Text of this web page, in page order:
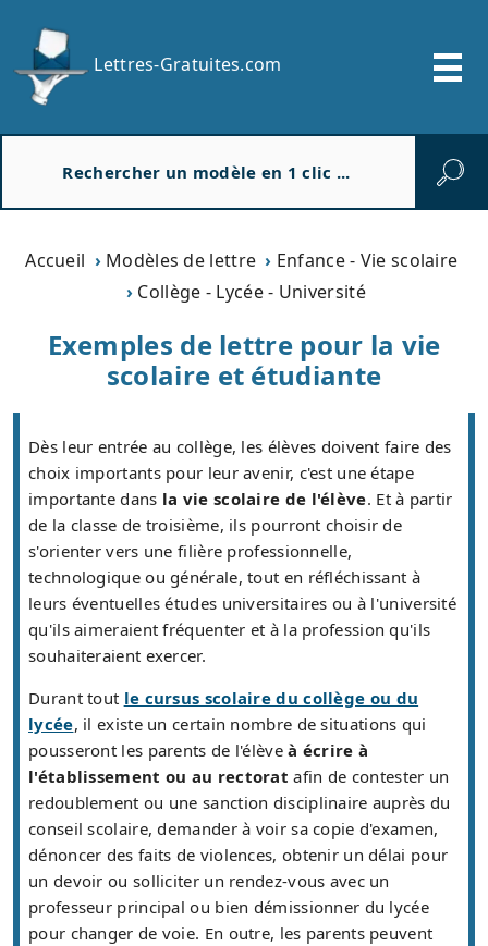
Lettres-Gratuites.com
Accueil Modèles de lettre
Enfance - Vie scolaire
Collège - Lycée - Université
Exemples de lettre pour la vie
scolaire et étudiante
Dès leur entrée au collège, les élèves doivent faire des
choix importants pour leur avenir, c'est une étape
importante dans la vie scolaire de l'élève. Et à partir
de la classe de troisième, ils pourront choisir de
s'orienter vers une filière professionnelle,
technologique ou générale, tout en réfléchissant à
leurs éventuelles études universitaires ou à l'université
qu'ils aimeraient fréquenter et à la profession qu'ils
souhaiteraient exercer.
Durant tout le cursus scolaire du collège ou du
lycée, il existe un certain nombre de situations qui
pousseront les parents de l'élèveà écrire à
l'établissement ou au rectorat afin de contester un
redoublement ou une sanction disciplinaire auprès du
conseil scolaire, demander à voir sa copie d'examen,
dénoncer des faits de violences, obtenir un délai pour
un devoir ou solliciter un rendez-vous avec un
professeur principal ou bien démissionner du lycée
pour changer de voie. En outre, les parents peuvent